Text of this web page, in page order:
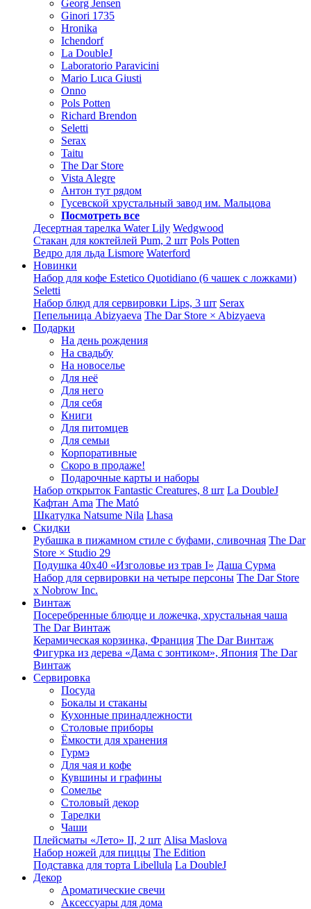
Georg Jensen
Ginori 1735
Hronika
Ichendorf
La DoubleJ
Laboratorio Paravicini
Mario Luca Giusti
Onno
Pols Potten
Richard Brendon
Seletti
Serax
Taitu
The Dar Store
Vista Alegre
Антон тут рядом
Гусевской хрустальный завод им. Мальцова
Посмотреть все
Десертная тарелка Water Lily Wedgwood
Стакан для коктейлей Pum, 2 шт Pols Potten
Ведро для льда Lismore Waterford
Новинки
Набор для кофе Estetico Quotidiano (6 чашек с ложками)
Seletti
Набор блюд для сервировки Lips, 3 шт Serax
Пепельница Abizyaeva The Dar Store × Abizyaeva
Подарки
На день рождения
На свадьбу
На новоселье
Для неё
Для него
Для себя
Книги
Для питомцев
Для семьи
Корпоративные
Скоро в продаже!
Подарочные карты и наборы
Набор открыток Fantastic Creatures, 8 шт La DoubleJ
Кафтан Ama The Mató
Шкатулка Natsume Nila Lhasa
Скидки
Рубашка в пижамном стиле с буфами, сливочная The Dar
Store × Studio 29
Подушка 40x40 «Изголовье из трав I» Даша Сурма
Набор для сервировки на четыре персоны The Dar Store
х Nobrow Inc.
Винтаж
Посеребренные блюдце и ложечка, хрустальная чаша
The Dar Винтаж
Керамическая корзинка, Франция The Dar Винтаж
Фигурка из дерева «Дама с зонтиком», Япония The Dar
Винтаж
Сервировка
Посуда
Бокалы и стаканы
Кухонные принадлежности
Столовые приборы
Ëмкости для хранения
Гурмэ
Для чая и кофе
Кувшины и графины
Сомелье
Столовый декор
Тарелки
Чаши
Плейсматы «Лето» II, 2 шт Alisa Maslova
Набор ножей для пиццы The Edition
Подставка для торта Libellula La DoubleJ
Декор
Ароматические свечи
Аксессуары для дома